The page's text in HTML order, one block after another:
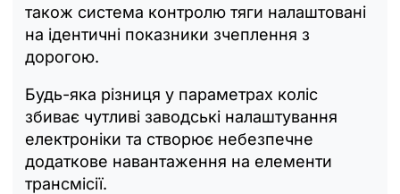
також система контролю тяги налаштовані
на ідентичні показники зчеплення з
дорогою.
Будь-яка різниця у параметрах коліс
збиває чутливі заводські налаштування
електроніки та створює небезпечне
додаткове навантаження на елементи
трансмісії.